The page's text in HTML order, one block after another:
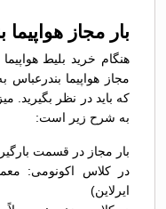
بار مجاز
هنگام خرید بلیط
مجاز هواپیما
که باید در نظر بگیرید.
به شرح زیر است:
بار مجاز در قسمت
ایرلاین)